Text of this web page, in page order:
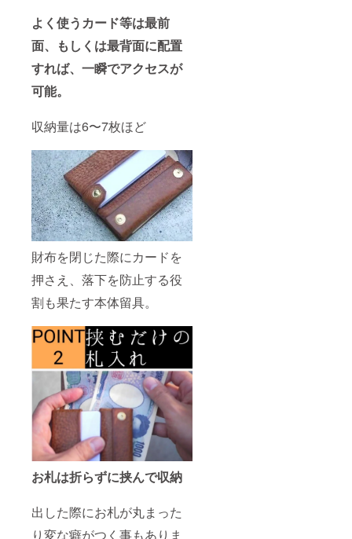
よく使うカード等は最前
面、もしくは最背面に配置
すれば、一瞬でアクセスが
可能。
収納量は6〜7枚ほど
財布を閉じた際にカードを
押さえ、落下を防止する役
割も果たす本体留具。
お札は折らずに挟んで収納
出した際にお札が丸まった
り変な癖がつく事もありま